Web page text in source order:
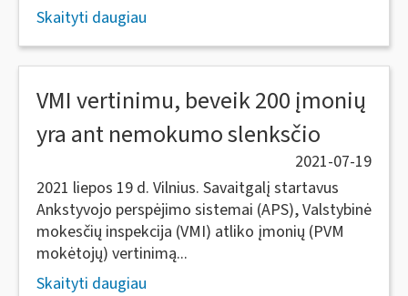
Skaityti daugiau
VMI vertinimu, beveik 200 įmonių
yra ant nemokumo slenksčio
2021-07-19
2021 liepos 19 d. Vilnius. Savaitgalį startavus
Ankstyvojo perspėjimo sistemai (APS), Valstybinė
mokesčių inspekcija (VMI) atliko įmonių (PVM
mokėtojų) vertinimą...
Skaityti daugiau